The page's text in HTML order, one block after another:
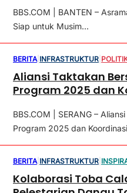
BBS.COM | BANTEN –
Siap untuk Musim...
BERITA INFRASTRUKTUR
Aliansi Taktakan
Program 2025 dan
BBS.COM | SERANG –
Program 2025 dan
BERITA INFRASTRUKTUR
Kolaborasi Toba